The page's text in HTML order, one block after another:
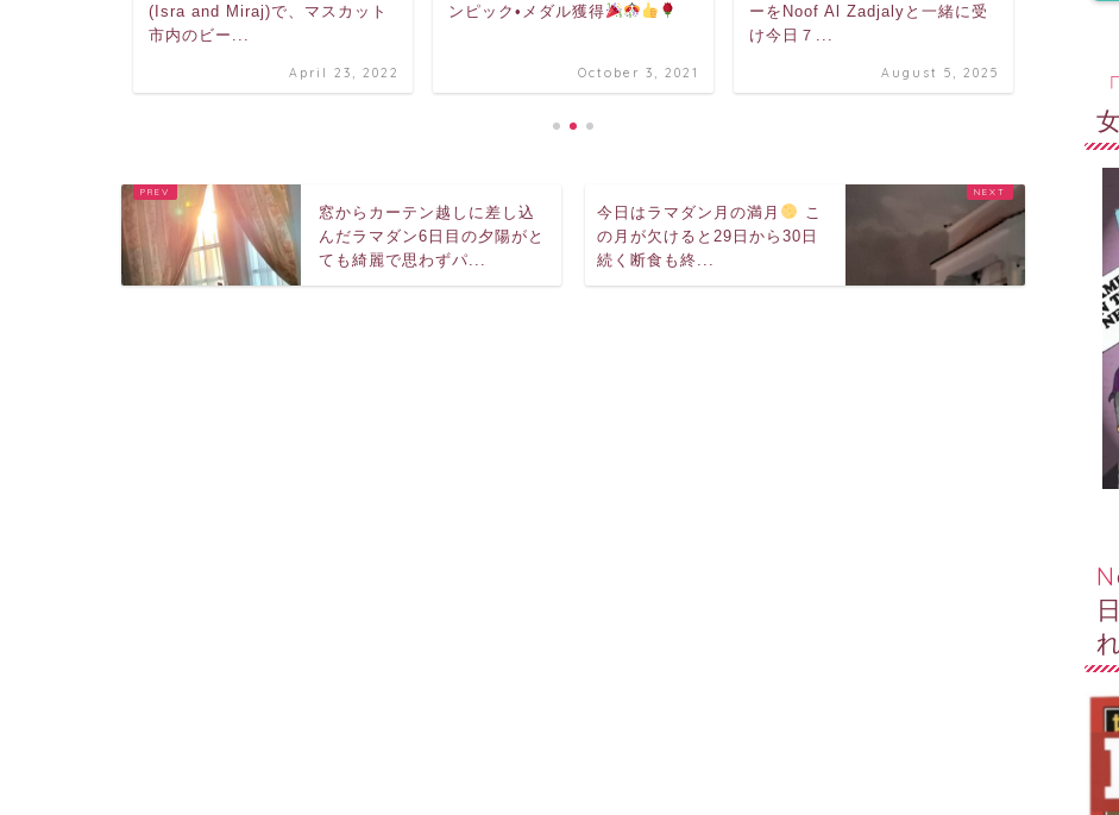
(Isra and Miraj)で、マスカット
市内のビー...
April 23, 2022
ンピック•メダル獲得
October 3, 2021
ーをNoof Al Zadjalyと一緒に受
け今日７...
August 5, 2025
窓からカーテン越しに差し込
んだラマダン6日目の夕陽がと
ても綺麗で思わずパ...
今日はラマダン月の満月
こ
の月が欠けると29日から30日
続く断食も終...
「
News Week 世界が尊敬する